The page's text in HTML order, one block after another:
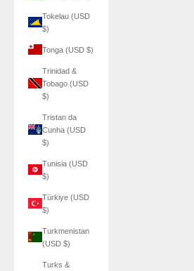
Tokelau (USD
$)
Tonga (USD $)
Trinidad &
Tobago (USD
$)
Tristan da
Cunha (USD
$)
Tunisia (USD
$)
Türkiye (USD
$)
Turkmenistan
(USD $)
Turks &